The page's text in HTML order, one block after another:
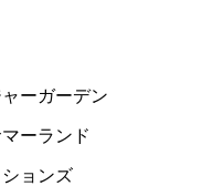
ーガーデン
ーランド
ョンズ